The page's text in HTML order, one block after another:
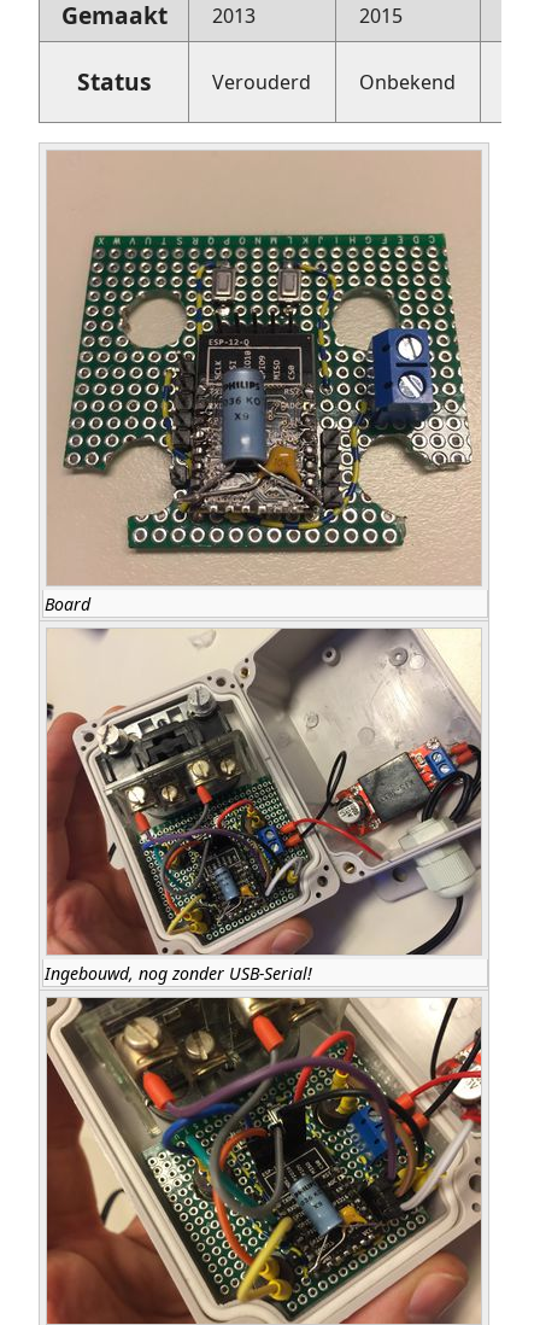
Gemaakt 2013 2015
Status Verouderd Onbekend
Board
Ingebouwd, nog zonder USB-Serial!